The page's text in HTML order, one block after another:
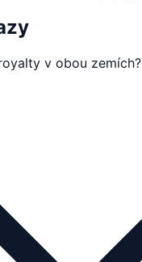
v obou zemích?